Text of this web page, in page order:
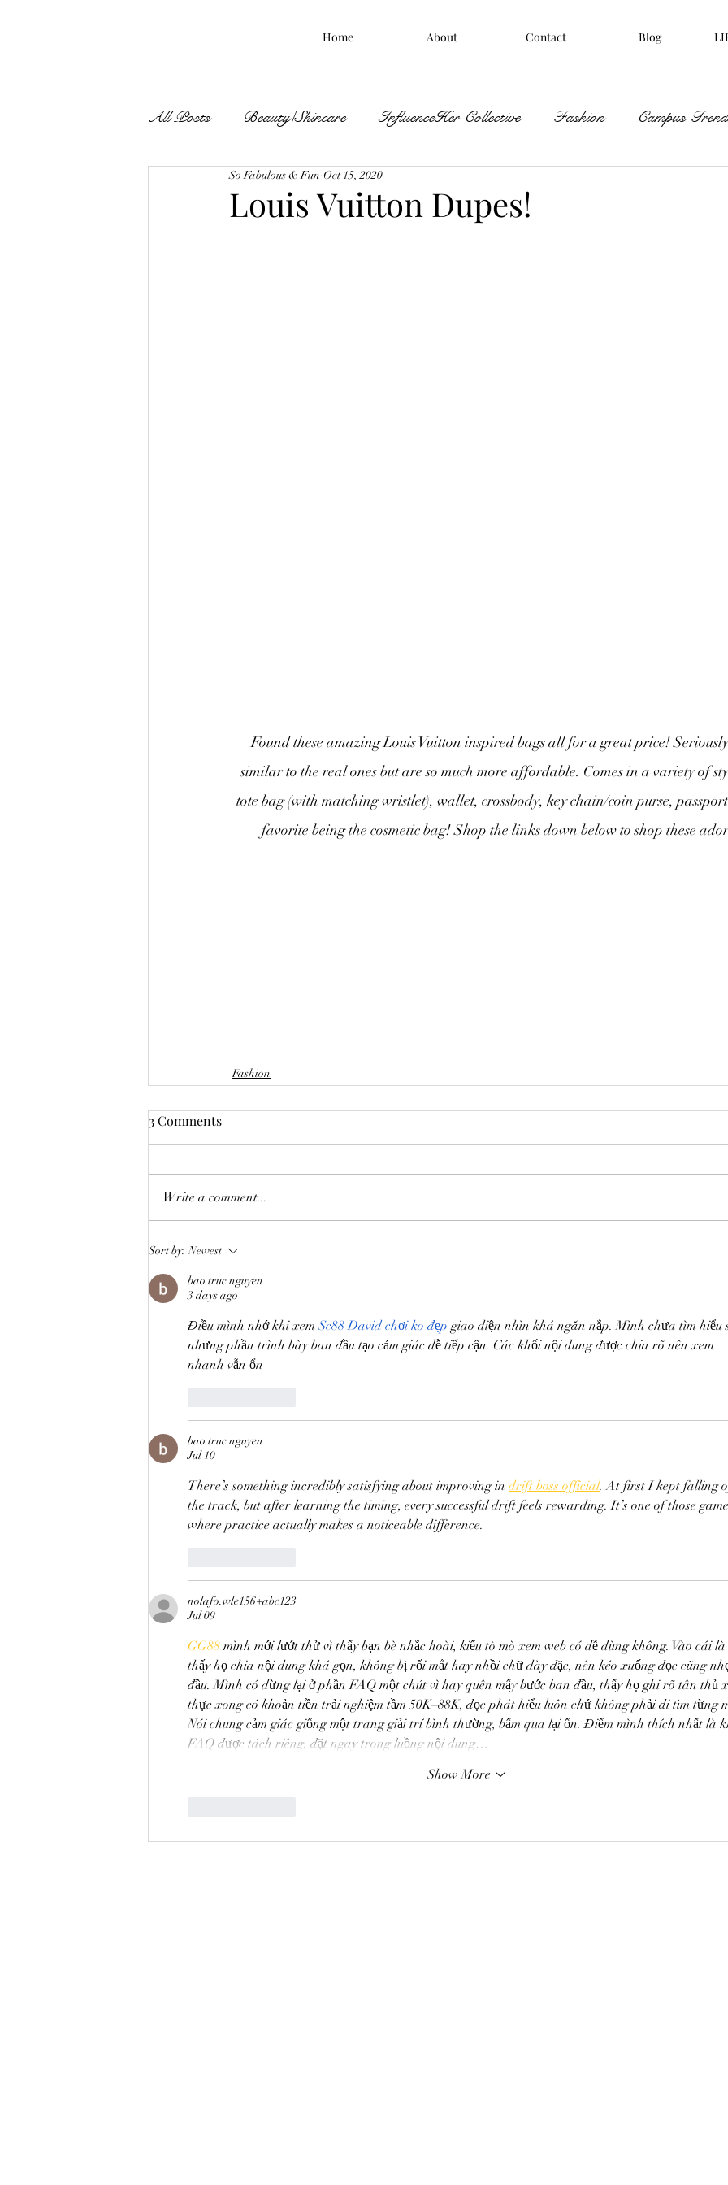
Home About Contact Blog
All Posts Beauty/Skincare InfluenceHer Collective Fashion Campus
Fall FindsLouis Vuitton Dupes!
So Fabulous & Fun Oct 15, 2020
Found these amazing Louis Vuitton inspired bags all for a great price!
similar to the real ones but are so much more affordable. Comes in a variety of
tote bag (with matching wristlet), wallet, crossbody, key chain/coin purse,
favorite being the cosmetic bag! Shop the links down below to shop these
Fashion
3 Comments
Write a comment...
Sort by: Newest
bao truc nguyen
3 days ago
Điều mình nhớ khi xem Sc88 David chơi ko đẹp giao diện nhìn khá ngăn nắp. Mình chưa tìm hiểu
nhưng phần trình bày ban đầu tạo cảm giác dễ tiếp cận. Các khối nội dung được chia rõ nên xem
nhanh vẫn ổn
bao truc nguyen
Jul 10
There’s something incredibly satisfying about improving in drift boss official. At first I kept falling
the track, but after learning the timing, every successful drift feels rewarding. It’s one of those
where practice actually makes a noticeable difference.
nolafo.wle156+abc123
Jul 09
GG88 mình mới lướt thử vì thấy bạn bè nhắc hoài, kiểu tò mò xem web có dễ dùng không. Vào cái là
thấy họ chia nội dung khá gọn, không bị rối mắt hay nhồi chữ dày đặc, nên kéo xuống đọc cũng
đầu. Mình có dừng lại ở phần FAQ một chút vì hay quên mấy bước ban đầu, thấy họ ghi rõ tân thủ
thực xong có khoản tiền trải nghiệm tầm 50K–88K, đọc phát hiểu luôn chứ không phải đi tìm từng
Nói chung cảm giác giống một trang giải trí bình thường, bấm qua lại ổn. Điểm mình thích nhất là
FAQ được tách riêng, đặt ngay trong luồng nội dung…
Show More